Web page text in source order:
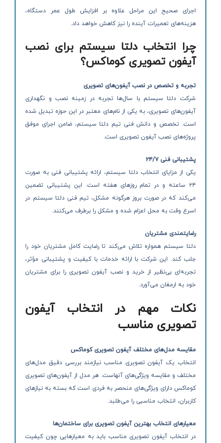
اجرای صحیح این مراحل علاوه بر افزایش طول عمر دستگاه،
هزینه‌های تعمیرات آینده را نیز کاهش خواهد داد.
چرا انتخاب دلتا سیستم برای نصب
آیفون تصویری کوماکس؟
تجربه و تخصص در نصب آیفون‌های تصویری
شرکت دلتا سیستم با سال‌ها تجربه در زمینه نصب و نگهداری
آیفون‌های تصویری، به یکی از نام‌های معتبر در این حوزه تبدیل شده
است. تخصص و دانش فنی تیم دلتا سیستم، ضامن اجرای موفق
پروژه‌های نصب آیفون تصویری است.
پشتیبانی فنی ۲۴/۷
یکی از مزایای انتخاب دلتا سیستم، ارائه پشتیبانی فنی به صورت
۲۴ ساعته و در تمام روزهای هفته است. این پشتیبانی تضمین
می‌کند که در صورت بروز هرگونه مشکل، تیم فنی دلتا سیستم در
اسرع وقت به محل اعزام شده و مشکل را برطرف می‌کنند.
رضایتمندی مشتریان
دلتا سیستم همواره تلاش می‌کند تا رضایت کامل مشتریان خود را
جلب کند. این شرکت با ارائه خدمات با کیفیت و پشتیبانی مؤثر،
تجربه‌ای بی‌نظیر از خرید و نصب آیفون تصویری را برای مشتریان
خود به ارمغان می‌آورد.
نکات مهم در انتخاب آیفون
تصویری مناسب
مقایسه مدل‌های مختلف آیفون تصویری کوماکس
انتخاب یک آیفون تصویری مناسب نیازمند بررسی دقیق مدل‌های
مختلف و مقایسه ویژگی‌های آنهاست. هر مدل از آیفون‌های تصویری
کوماکس دارای ویژگی‌های منحصر به فردی است که بسته به نیازهای
کاربران، انتخاب مناسبی را می‌طلبد.
معیارهای انتخاب بهترین آیفون تصویری برای ساختمان‌ها
در انتخاب آیفون تصویری مناسب باید به معیارهایی چون کیفیت